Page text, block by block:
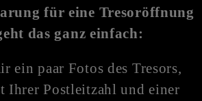
für eine Tresoröffnung
das ganz einfach:
ein paar Fotos des Tresors,
Ihrer Postleitzahl und einer